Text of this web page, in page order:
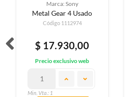
Marca: Sony
Metal Gear 4 Usado
Código 1112974
$ 17.930,00
Precio exclusivo web
Min. Vta.: 1